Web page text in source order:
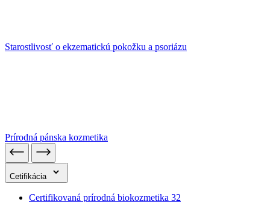
Certifikovaná prírodná kozmetika
Vhodné pre vegánov
Produkt ekologického poľnohospodárstva
Produkt ekologického poľnohospodárstva
Regionálny produkt